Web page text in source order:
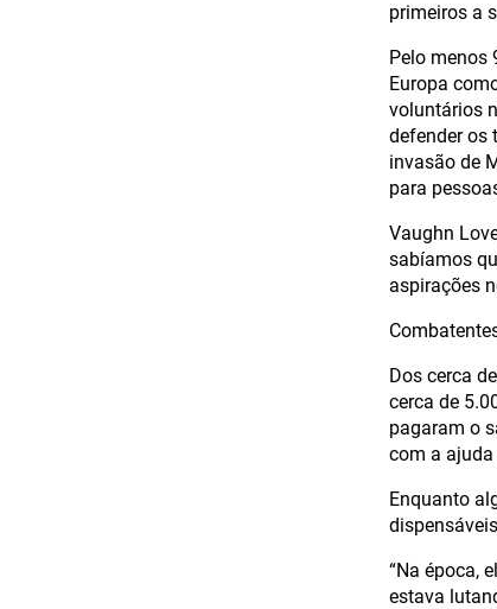
primeiros a
Pelo menos
Europa
voluntários
defender os
invasão de
para
Vaughn
sabíamos
aspirações
Dos cerca
cerca de
pagaram o
com a
Enquanto
“Na época,
estava